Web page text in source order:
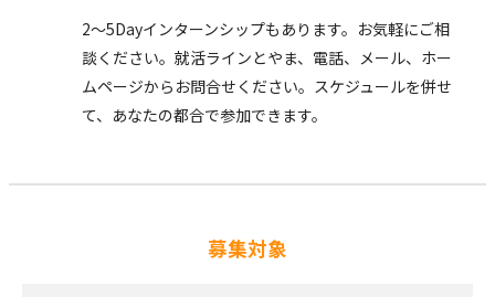
2～5Dayインターンシップもあります。お気軽にご相
談ください。就活ラインとやま、電話、メール、ホー
ムページからお問合せください。スケジュールを併せ
て、あなたの都合で参加できます。
募集対象